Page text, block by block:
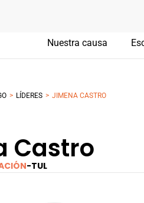
Nuestra causa
> LÍDERES > JIMENA CASTRO
Castro
-TUL